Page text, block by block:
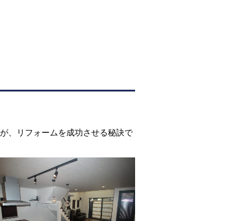
、リフォームを成功させる秘訣で